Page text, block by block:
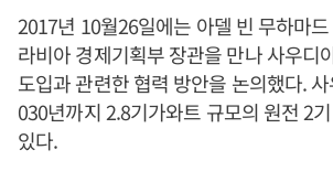
2017년 10월26일에는 아델 빈 무하마
라비아 경제기획부 장관을 만나 사우디
도입과 관련한 협력 방안을 논의했다.
030년까지 2.8기가와트 규모의 원전 2
있다.